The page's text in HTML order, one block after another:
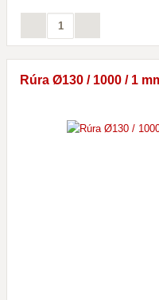
Rúra Ø130 / 1000 / 1